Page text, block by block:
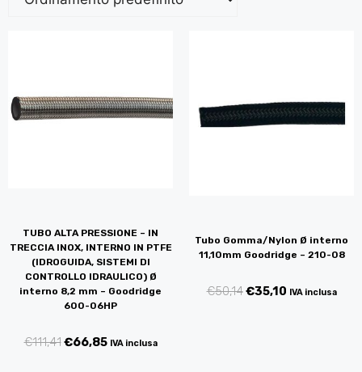
TUBO ALTA PRESSIONE – IN
TRECCIA INOX, INTERNO IN PTFE
(IDROGUIDA, SISTEMI DI
CONTROLLO IDRAULICO) Ø
interno 8,2 mm – Goodridge
600-06HP
€111,41€66,85 IVA inclusa
Tubo Gomma/Nylon Ø interno
11,10mm Goodridge – 210-08
€50,14€35,10 IVA inclusa